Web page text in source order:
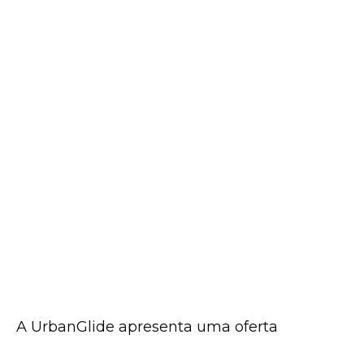
A UrbanGlide apresenta uma oferta